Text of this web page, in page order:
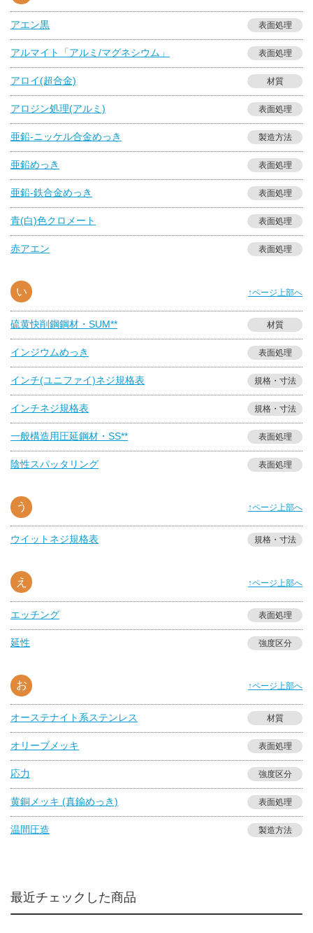
アエン黒 表面処理
アルマイト「アルミ/マグネシウム」 表面処理
アロイ(超合金) 材質
アロジン処理(アルミ) 表面処理
亜鉛-ニッケル合金めっき 製造方法
亜鉛めっき 表面処理
亜鉛-鉄合金めっき 表面処理
青(白)色クロメート 表面処理
赤アエン 表面処理
い ↑ページ上部へ
硫黄快削鋼鋼材・SUM** 材質
インジウムめっき 表面処理
インチ(ユニファイ)ネジ規格表 規格・寸法
インチネジ規格表 規格・寸法
一般構造用圧延鋼材・SS** 表面処理
陰性スパッタリング 表面処理
う ↑ページ上部へ
ウイットネジ規格表 規格・寸法
え ↑ページ上部へ
エッチング 表面処理
延性 強度区分
お ↑ページ上部へ
オーステナイト系ステンレス 材質
オリーブメッキ 表面処理
応力 強度区分
黄銅メッキ (真鍮めっき) 表面処理
温間圧造 製造方法
最近チェックした商品